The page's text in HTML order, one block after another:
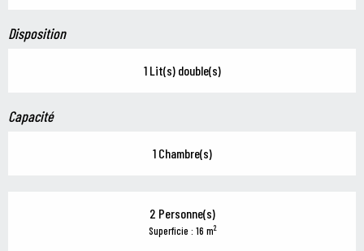
Disposition
1 Lit(s) double(s)
Capacité
1 Chambre(s)
2 Personne(s)
Superficie : 16 m2